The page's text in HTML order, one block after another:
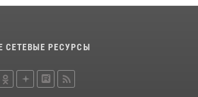
обеспечила безопасность во
РЕСУРСЫ